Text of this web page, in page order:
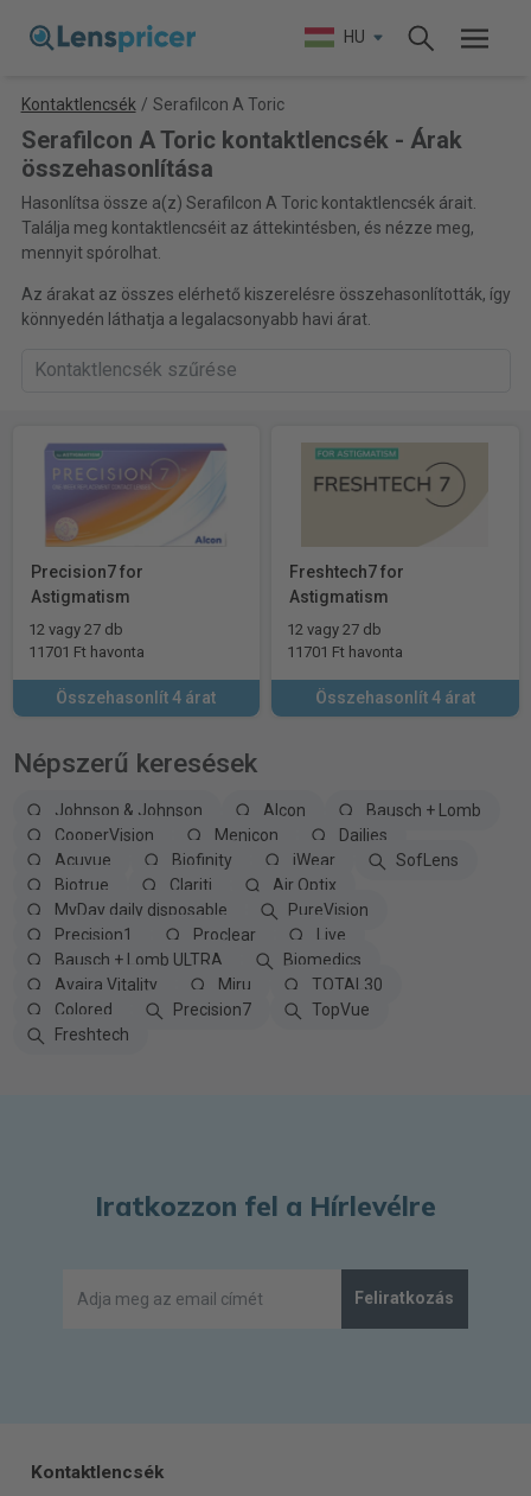
HU
Kontaktlencsék / Serafilcon A Toric
Serafilcon A Toric kontaktlencsék - Árak
összehasonlítása
Hasonlítsa össze a(z) Serafilcon A Toric kontaktlencsék árait.
Találja meg kontaktlencséit az áttekintésben, és nézze meg,
mennyit spórolhat.
Az árakat az összes elérhető kiszerelésre összehasonlították, így
könnyedén láthatja a legalacsonyabb havi árat.
Precision7 for
Astigmatism
12 vagy 27 db
11701 Ft havonta
Összehasonlít 4 árat
Freshtech7 for
Astigmatism
12 vagy 27 db
11701 Ft havonta
Összehasonlít 4 árat
Népszerű keresések
Johnson & Johnson Alcon
Bausch + Lomb
CooperVision
Menicon
Dailies
Acuvue
Biofinity iWear
SofLens
Biotrue
Clariti
Air Optix
MyDay daily disposable
PureVision
Precision1
Proclear
Live
Bausch + Lomb ULTRA
Biomedics
Avaira Vitality
Miru
TOTAL30
Colored
Precision7
TopVue
Freshtech
Iratkozzon fel a Hírlevélre
Feliratkozás
Kontaktlencsék